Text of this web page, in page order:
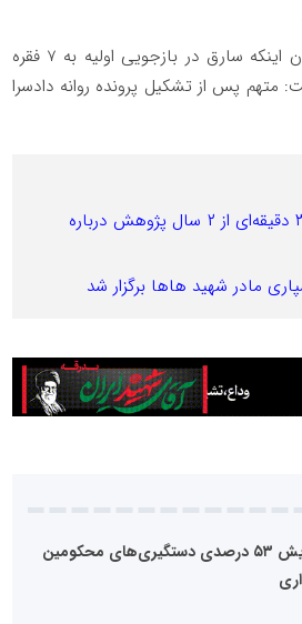
فرمانده انتظامی مهر با بیان اینکه سارق در بازجویی اولیه به 7 فقره
متهم پس از تشکیل پرونده روانه دادسرا
«قرص تلخ»؛ روایت ۳۰ دقیقه‌ای از ۲ سال پژوهش درباره
مادر شهید هاها برگزار شد
افزایش ۵۳ درصدی دستگیری‌های محکومین